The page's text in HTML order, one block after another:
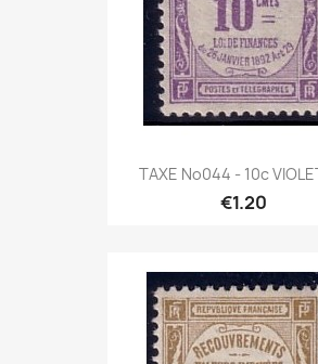
TAXE No044 - 10c
€1.20